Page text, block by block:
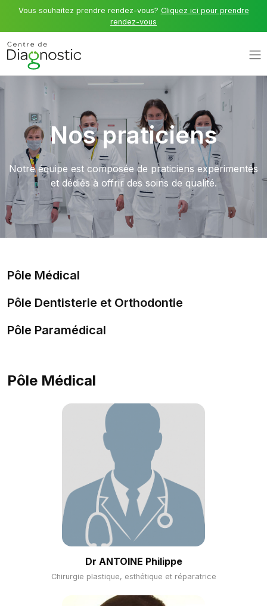
Vous souhaitez prendre rendez-vous? Cliquez ici pour prendre
rendez-vous
Nos praticiens
Notre équipe est composée de praticiens expérimentés
et dédiés à offrir des soins de qualité.
Pôle Médical
Pôle Dentisterie et Orthodontie
Pôle Paramédical
Pôle Médical
Dr ANTOINE Philippe
Chirurgie plastique, esthétique et réparatrice